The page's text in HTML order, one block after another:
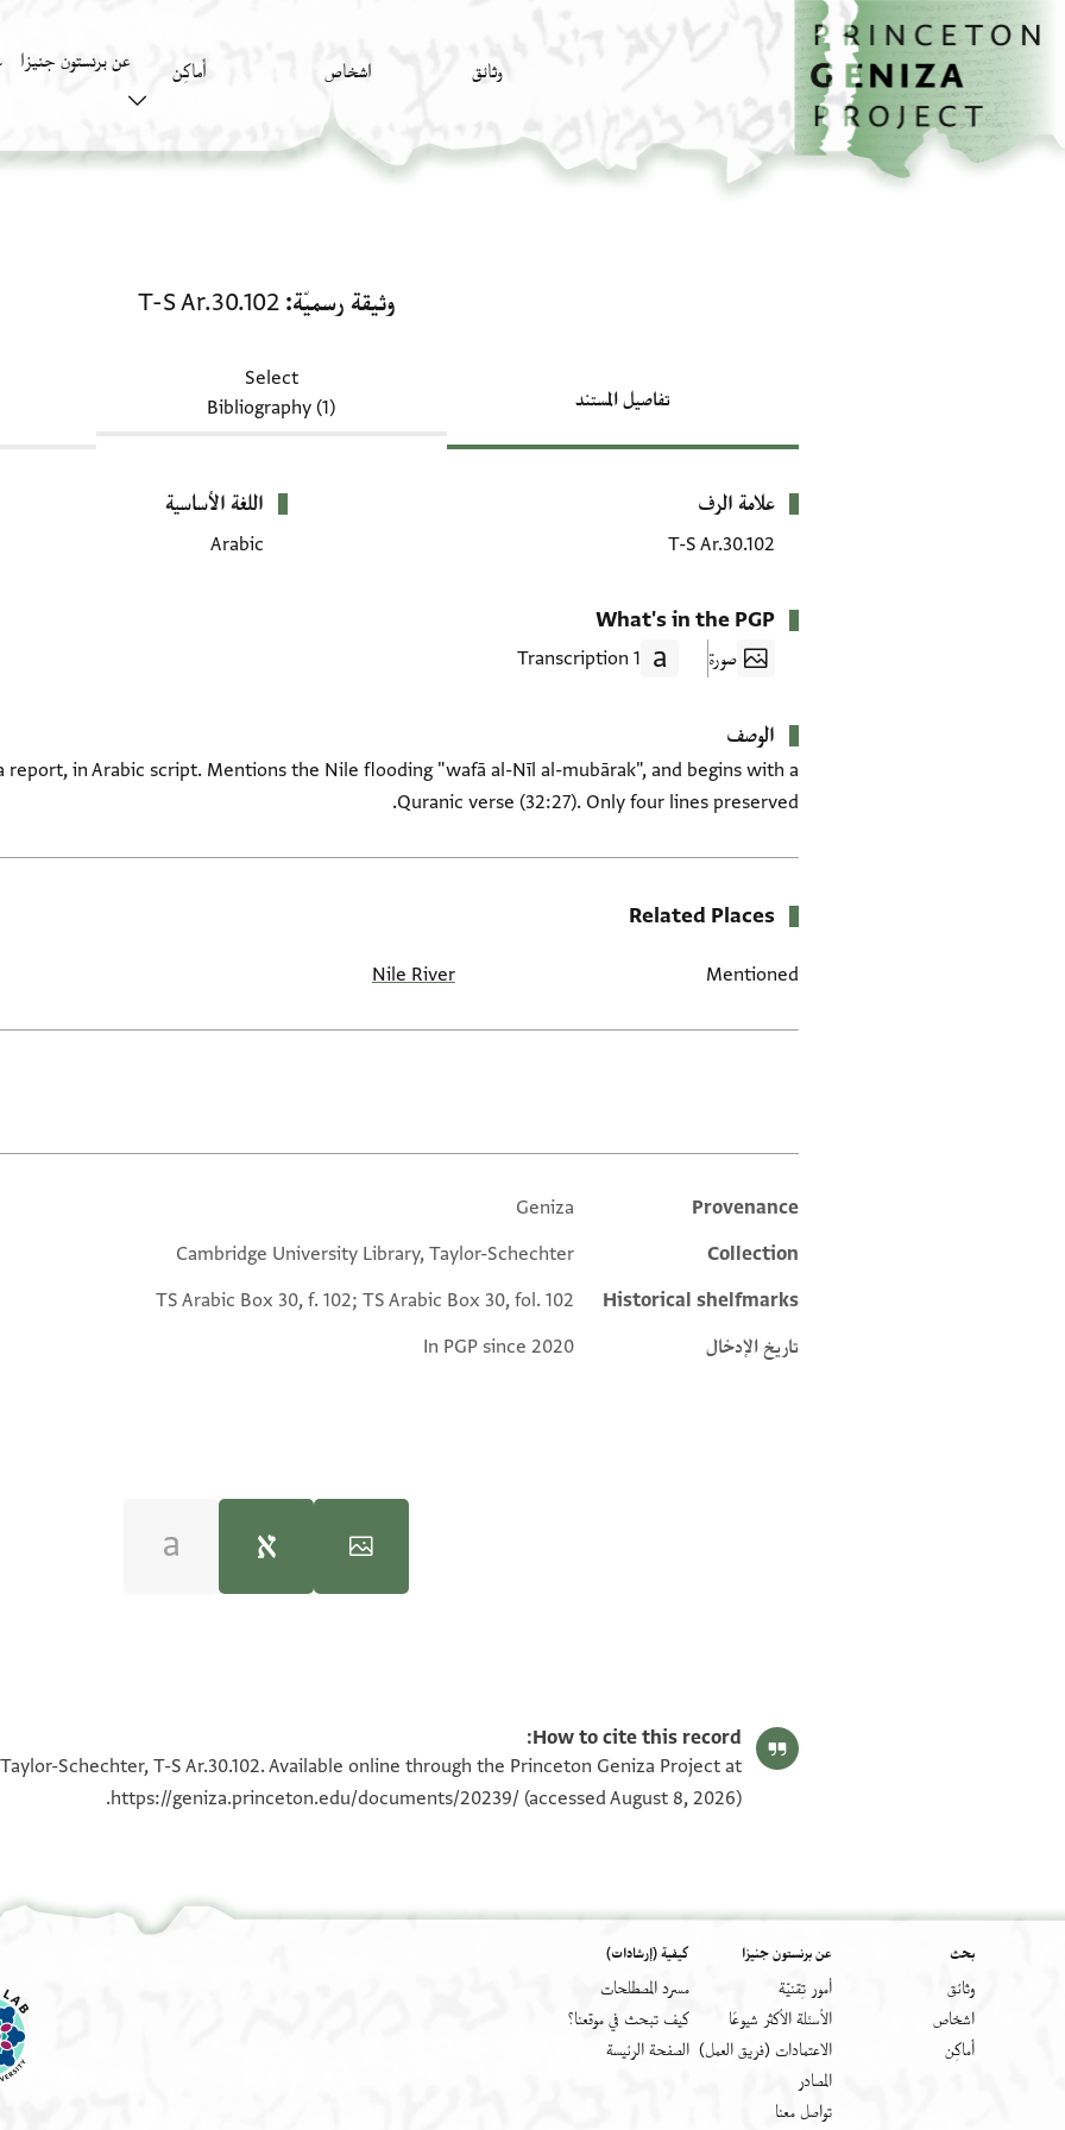
تخطي إلى المحتوى الرئيسي
الصفحة الرئيسية
وثائق اشخاص أَماكِن عن برنستون جنيزا
وثيقة رسميّة T-S Ar.30.102
تفاصيل المستند
Select
Bibliography (1)
بيانات التعريف
علامة الرف
T-S Ar.30.102
اللغة الأساسية
Arabic
What's in the PGP
صورة 1 Transcription
الوصف
report, in Arabic script. Mentions the Nile flooding "wafā al-Nīl al-mubārak", and begins with a
Quranic verse (32:27). Only four lines preserved.
Related Places
Mentioned
Nile River
Additional metadata
Provenance
Geniza
Collection
Cambridge University Library, Taylor-Schechter
Historical shelfmarks
TS Arabic Box 30, f. 102; TS Arabic Box 30, fol. 102
تاريخ الإدخال
In PGP since 2020
100%
يبصرون" ا]لطاهرة على سائر الدول بوفا النيل المبارك
و]القتها من عارض بقصة وافته منه فيه هالك(؟) ويقال(وتعالى؟؟)
]عضده
How to cite this record:
Schechter, T-S Ar.30.102. Available online through the Princeton Geniza Project at
https://geniza.princeton.edu/documents/20239/ (accessed August 8, 2026).
بحث
وثائق
اشخاص
أَماكِن
عن برنستون جنيزا
أمور تِقنيّة
الأسئلة الأكثر شيوعًا
الاعتمادات (فريق العمل)
المصادر
تواصل معنا
كيفية (إرشادات)
مسرد المصطلحات
كيف تبحث في موقعنا؟
الصفحة الرئيسة